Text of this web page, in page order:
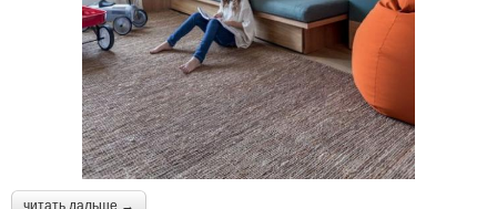
читать дальше →